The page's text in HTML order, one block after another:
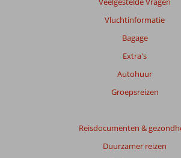
Vluchtinformatie
Bagage
Extra's
Autohuur
Groepsreizen
Reisdocumenten &
Duurzamer reizen